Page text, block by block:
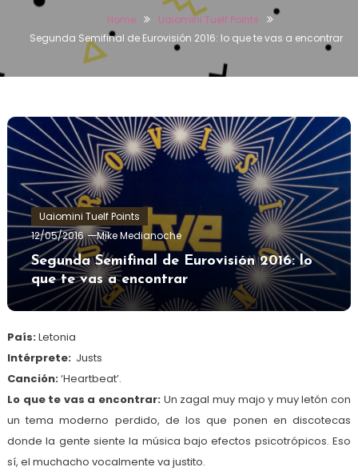
Home
Uaiomini Tuelf Points
Segunda Semifinal de Eurovisión 2016: lo que te vas a encontrar
Uaiomini Tuelf Points
12/05/2016
Mike Medianoche
Segunda Semifinal de Eurovisión 2016: lo
que te vas a encontrar
País:Letonia
Intérprete: Justs
Canción:‘Heartbeat’.
Lo que te vas a encontrar: Un zagal muy majo y muy letón con
un tema moderno perdido, de los que ponen en discotecas
donde la gente siente la música bajo efectos psicotrópicos. Eso
sí, el muchacho vocalmente va justito.